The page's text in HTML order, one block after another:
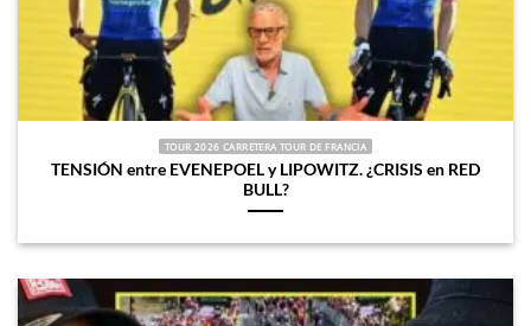
TOUR 2026 CARRETERA TOUR DE FRANCIA
TENSIÓN entre EVENEPOEL y LIPOWITZ. ¿CRISIS en RED
BULL?